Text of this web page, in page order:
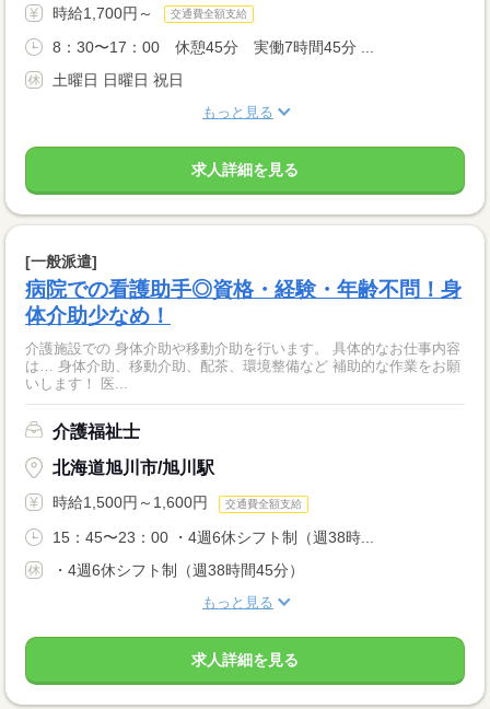
時給1,700円～ 交通費全額支給
8：30〜17：00 休憩45分 実働7時間45分 ...
土曜日 日曜日 祝日
もっと見る
求人詳細を見る
[一般派遣]
病院での看護助手◎資格・経験・年齢不問！身
体介助少なめ！
介護施設での 身体介助や移動介助を行います。 具体的なお仕事内容
は… 身体介助、移動介助、配茶、環境整備など 補助的な作業をお願
いします！ 医...
介護福祉士
北海道旭川市/旭川駅
時給1,500円～1,600円 交通費全額支給
15：45〜23：00 ・4週6休シフト制（週38時...
・4週6休シフト制（週38時間45分）
もっと見る
求人詳細を見る